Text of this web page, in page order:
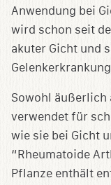
Anwendung bei
wird schon seit
akuter Gicht und
Sowohl äußerlich
verwendet für
wie sie bei Gicht
“Rheumatoide
Pflanze enthält